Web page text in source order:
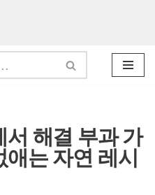
서 해결 부과 가
는 자연 레시